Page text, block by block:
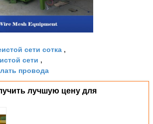
сети сотка ,
сети ,
провода
лучшую цену для